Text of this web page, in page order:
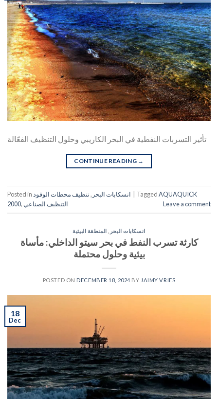
تأثير التسربات النفطية في البحر الكاريبي وحلول التنظيف الفعّالة
CONTINUE READING →
Posted in انسكابات البحر ,تنظيف محطات الوقود TaggedAQUAQUICK
2000,التنظيف الصناعي Leave a comment
انسكابات البحر المنطقة البيئية
كارثة تسرب النفط في بحر سيتو الداخلي: مأساة
بيئية وحلول محتملة
POSTED ON DECEMBER 18, 2024 BY JAIMY VRIES
18
Dec